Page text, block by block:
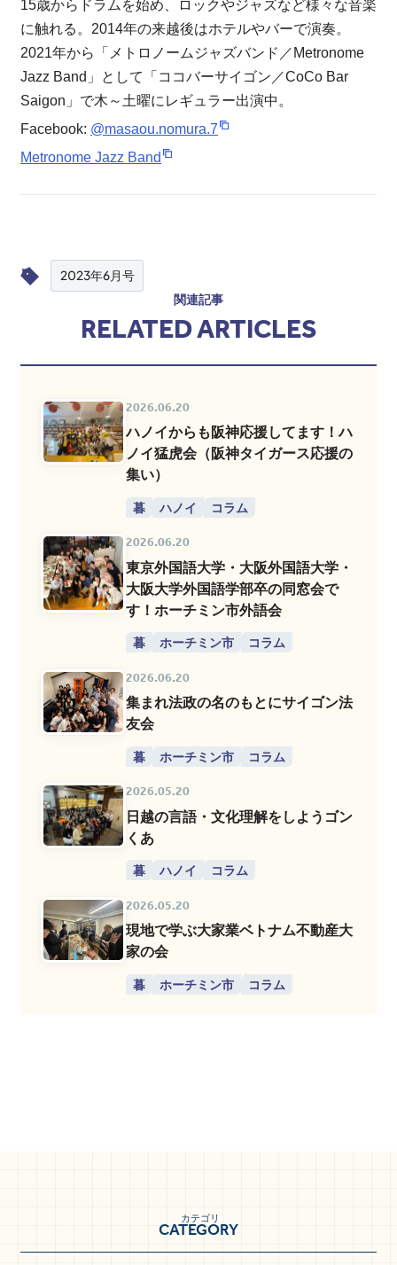
15歳からドラムを始め、ロックやジャズなど様々な音楽
に触れる。2014年の来越後はホテルやバーで演奏。
2021年から「メトロノームジャズバンド／Metronome
Jazz Band」として「ココバーサイゴン／CoCo Bar
Saigon」で木～土曜にレギュラー出演中。
Facebook: @masaou.nomura.7
Metronome Jazz Band
2023年6月号
関連記事
RELATED ARTICLES
2026.06.20
ハノイからも阪神応援してます！ハ
ノイ猛虎会（阪神タイガース応援の
集い）
暮 ハノイ コラム
2026.06.20
東京外国語大学・大阪外国語大学・
大阪大学外国語学部卒の同窓会で
す！ホーチミン市外語会
暮 ホーチミン市 コラム
2026.06.20
集まれ法政の名のもとにサイゴン法
友会
暮 ホーチミン市 コラム
2026.05.20
日越の言語・文化理解をしようゴン
くあ
暮 ハノイ コラム
2026.05.20
現地で学ぶ大家業ベトナム不動産大
家の会
暮 ホーチミン市 コラム
CATEGORY
カテゴリ